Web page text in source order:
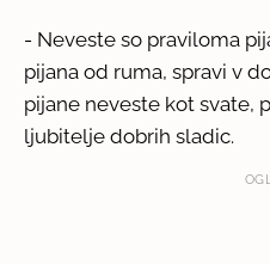
- Neveste so praviloma
pijana od ruma, spravi v
pijane neveste kot svate,
ljubitelje dobrih sladic.